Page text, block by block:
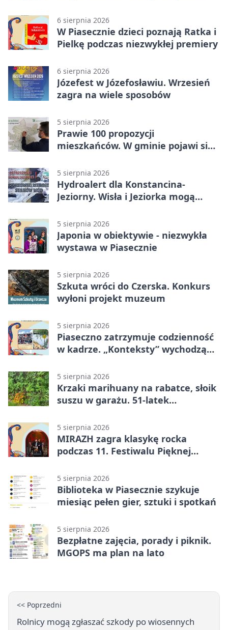
6 sierpnia 2026
W Piasecznie dzieci poznają Ratka i
Pielkę podczas niezwykłej premiery
6 sierpnia 2026
Józefest w Józefosławiu. Wrzesień
zagra na wiele sposobów
5 sierpnia 2026
Prawie 100 propozycji
mieszkańców. W gminie pojawi się
5 sierpnia 2026
Hydroalert dla Konstancina-
Jeziorny. Wisła i Jeziorka mogą
5 sierpnia 2026
Japonia w obiektywie - niezwykła
wystawa w Piasecznie
5 sierpnia 2026
Szkuta wróci do Czerska. Konkurs
wyłoni projekt muzeum
5 sierpnia 2026
Piaseczno zatrzymuje codzienność
w kadrze. „Konteksty” wychodzą
5 sierpnia 2026
Krzaki marihuany na rabatce, słoik
suszu w garażu. 51-latek
5 sierpnia 2026
MIRAZH zagra klasykę rocka
podczas 11. Festiwalu Pięknej
5 sierpnia 2026
Biblioteka w Piasecznie szykuje
miesiąc pełen gier, sztuki i spotkań
5 sierpnia 2026
Bezpłatne zajęcia, porady i piknik.
MGOPS ma plan na lato
<< Poprzedni
Rolnicy mogą zgłaszać szkody po wiosennych